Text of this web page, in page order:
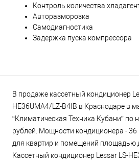
Контроль количества
Авторазморозка
Самодиагностика
Задержка пуска компрессора
В продаже кассетный кондиционер
HE36UMA4/LZ-B4IB в Краснодаре в
“Климатическая Техника Кубани” по
рублей. Мощности кондиционера - 36
для квартир и помещений площадью
Кассетный кондиционер Lessar LS-